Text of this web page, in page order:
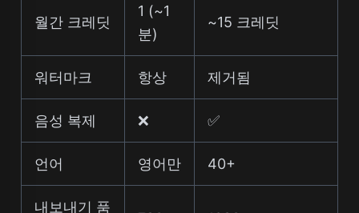
월간 크레딧
1 (~1
분)
~15 크레딧
워터마크 항상 제거됨
음성 복제 ❌ ✅
언어 영어만 40+
내보내기 품